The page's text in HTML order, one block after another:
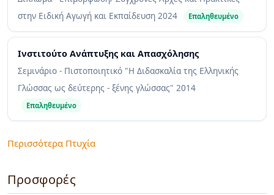
στην Ειδική Αγωγή και Εκπαίδευση 2024 Επαληθευμένο
Ινστιτούτο Ανάπτυξης και Απασχόλησης
Σεμινάριο - Πιστοποιητικό "Η Διδασκαλία της Ελληνικής
Γλώσσας ως δεύτερης - ξένης γλώσσας" 2014
Επαληθευμένο
Περισσότερα Πτυχία
Προσφορές